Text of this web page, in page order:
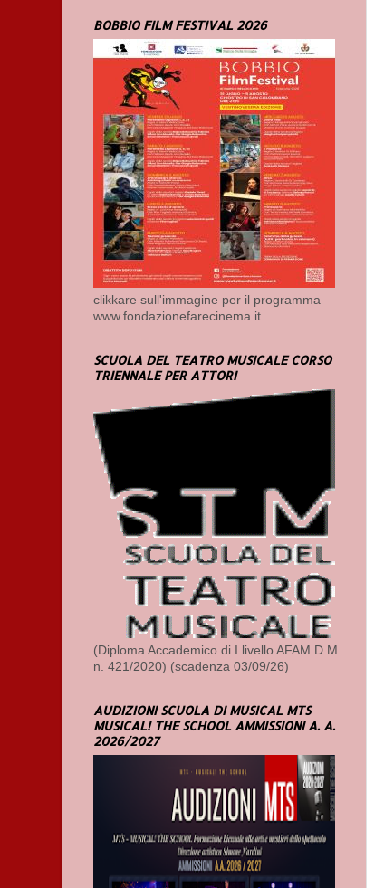
BOBBIO FILM FESTIVAL 2026
clikkare sull'immagine per il programma
www.fondazionefarecinema.it
SCUOLA DEL TEATRO MUSICALE CORSO
TRIENNALE PER ATTORI
(Diploma Accademico di I livello AFAM D.M.
n. 421/2020) (scadenza 03/09/26)
AUDIZIONI SCUOLA DI MUSICAL MTS
MUSICAL! THE SCHOOL AMMISSIONI A. A.
2026/2027